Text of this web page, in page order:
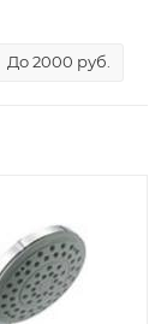
До 2000 руб.